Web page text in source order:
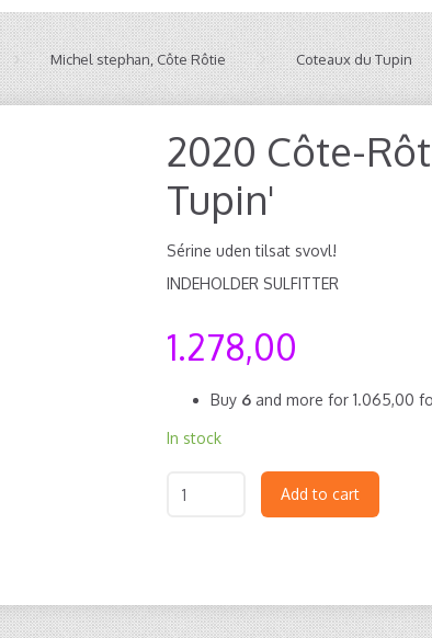
Michel stephan, Côte Rôtie Coteaux du Tupin
2020 Côte-
Tupin'
Sérine uden tilsat svovl!
INDEHOLDER SULFITTER
1.278,00
Buy 6 and more for 1.065,00
In stock
Add to cart